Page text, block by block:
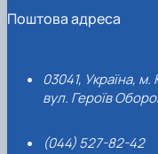
Поштова адреса
03041, Україна, м.
вул. Героїв
(044) 527-82-42